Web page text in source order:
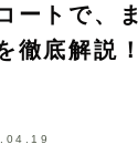
ートで、
徹底解説！